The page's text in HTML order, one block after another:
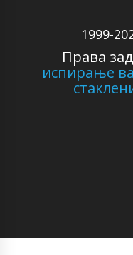
1999-
Права
испирање